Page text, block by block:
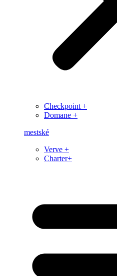
Checkpoint +
Domane +
mestské
Verve +
Charter+